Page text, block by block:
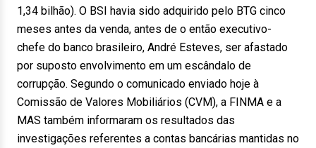
1,34 bilhão). O BSI havia sido adquirido pelo BTG cinco
meses antes da venda, antes de o então executivo-
chefe do banco brasileiro, André Esteves, ser afastado
por suposto envolvimento em um escândalo de
corrupção. Segundo o comunicado enviado hoje à
Comissão de Valores Mobiliários (CVM), a FINMA e a
MAS também informaram os resultados das
investigações referentes a contas bancárias mantidas no